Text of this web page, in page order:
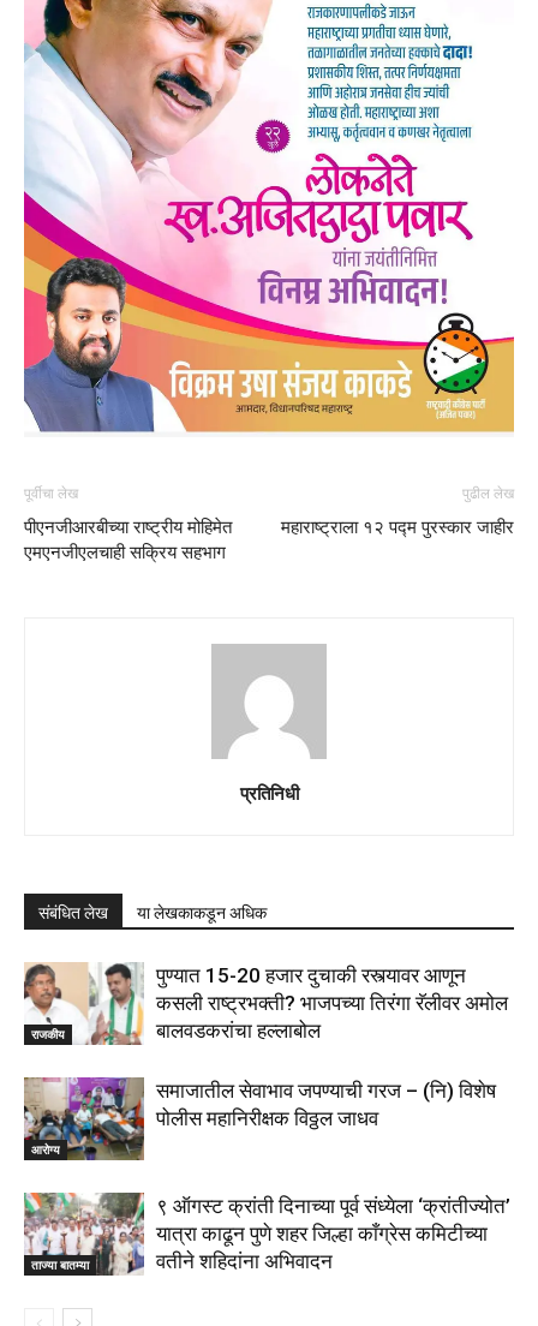
पूर्वीचा लेख
पीएनजीआरबीच्या राष्ट्रीय मोहिमेत
एमएनजीएलचाही सक्रिय सहभाग
पुढील लेख
महाराष्ट्राला १२ पद्म पुरस्कार जाहीर
प्रतिनिधी
संबंधित लेख या लेखकाकडून अधिक
राजकीय
पुण्यात 15-20 हजार दुचाकी रस्त्यावर आणून
कसली राष्ट्रभक्ती? भाजपच्या तिरंगा रॅलीवर अमोल
बालवडकरांचा हल्लाबोल
आरोग्य
समाजातील सेवाभाव जपण्याची गरज – (नि) विशेष
पोलीस महानिरीक्षक विठ्ठल जाधव
ताज्या बातम्या
९ ऑगस्ट क्रांती दिनाच्या पूर्व संध्येला ‘क्रांतीज्योत’
यात्रा काढून पुणे शहर जिल्हा काँग्रेस कमिटीच्या
वतीने शहिदांना अभिवादन